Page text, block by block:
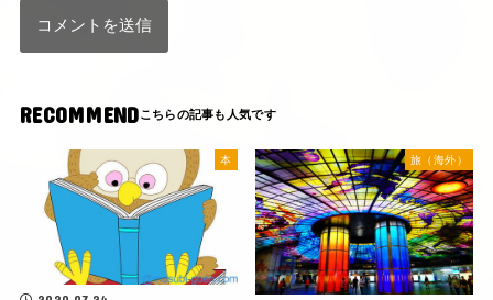
RECOMMEND
本 旅（海外）